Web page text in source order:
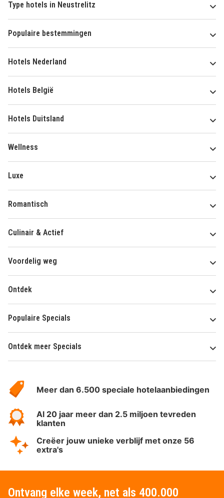
Type hotels in Neustrelitz
Populaire bestemmingen
Hotels Nederland
Hotels België
Hotels Duitsland
Wellness
Luxe
Romantisch
Culinair & Actief
Voordelig weg
Ontdek
Populaire Specials
Ontdek meer Specials
HotelSpecials
Meer dan 6.500 speciale hotelaanbiedingen
Al 20 jaar meer dan 2.5 miljoen tevreden
klanten
Creëer jouw unieke verblijf met onze 56
extra's
Ontvang elke week, net als 400.000